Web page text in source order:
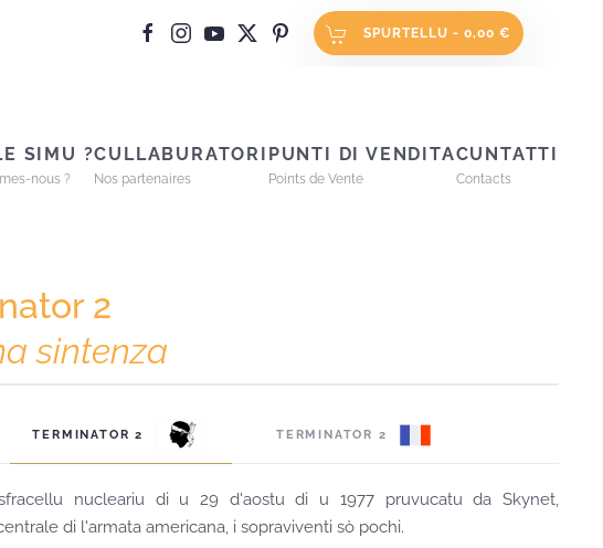
SPURTELLU - 0,00 €
SIMU ?
nous ?
CULLABURATORI
Nos partenaires
PUNTI DI VENDITA
Points de Vente
CUNTATTI
Contacts
2
sintenza
TERMINATOR 2 TERMINATOR 2
nucleariu di u 29 d'aostu di u 1977 pruvucatu da Skynet,
di l'armata americana, i sopraviventi sò pochi.